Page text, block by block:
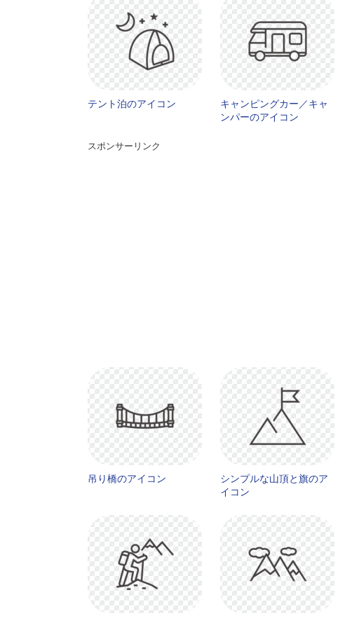
テント泊のアイコン
キャンピングカー／キャ
ンパーのアイコン
スポンサーリンク
吊り橋のアイコン
シンプルな山頂と旗のア
イコン